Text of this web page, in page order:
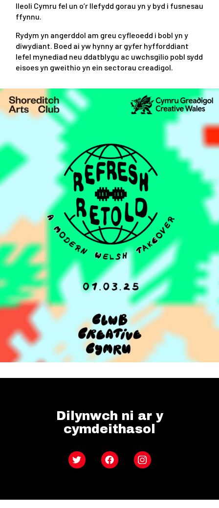
lleoli Cymru fel un o’r llefydd gorau yn y byd i fusnesau
ffynnu.
Rydym yn angerddol am greu cyfleoedd i bobl yn y
diwydiant. Boed ai yw hynny ar gyfer hyfforddiant
lefel mynediad neu ddatblygu ac uwchsgilio pobl sydd
eisoes yn gweithio yn ein sectorau creadigol.
Dilynwch ni ar y
cymdeithasol
Twitter FacebookInstagram